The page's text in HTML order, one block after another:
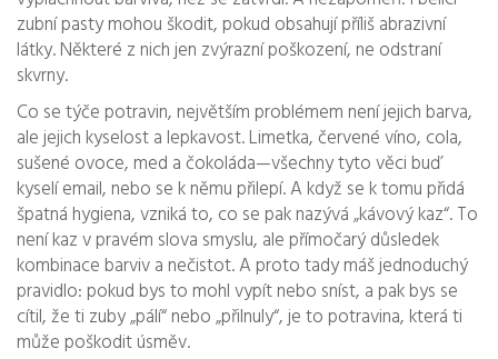
zubní pasty mohou škodit, pokud obsahují příliš abrazivní
látky. Některé z nich jen zvýrazní poškození, ne odstraní
skvrny.
Co se týče potravin, největším problémem není jejich barva,
ale jejich kyselost a lepkavost. Limetka, červené víno, cola,
sušené ovoce, med a čokoláda—všechny tyto věci buď
kyselí email, nebo se k němu přilepí. A když se k tomu přidá
špatná hygiena, vzniká to, co se pak nazývá „kávový kaz“. To
není kaz v pravém slova smyslu, ale přímočarý důsledek
kombinace barviv a nečistot. A proto tady máš jednoduchý
pravidlo: pokud bys to mohl vypít nebo sníst, a pak bys se
cítil, že ti zuby „pálí“ nebo „přilnuly“, je to potravina, která ti
může poškodit úsměv.